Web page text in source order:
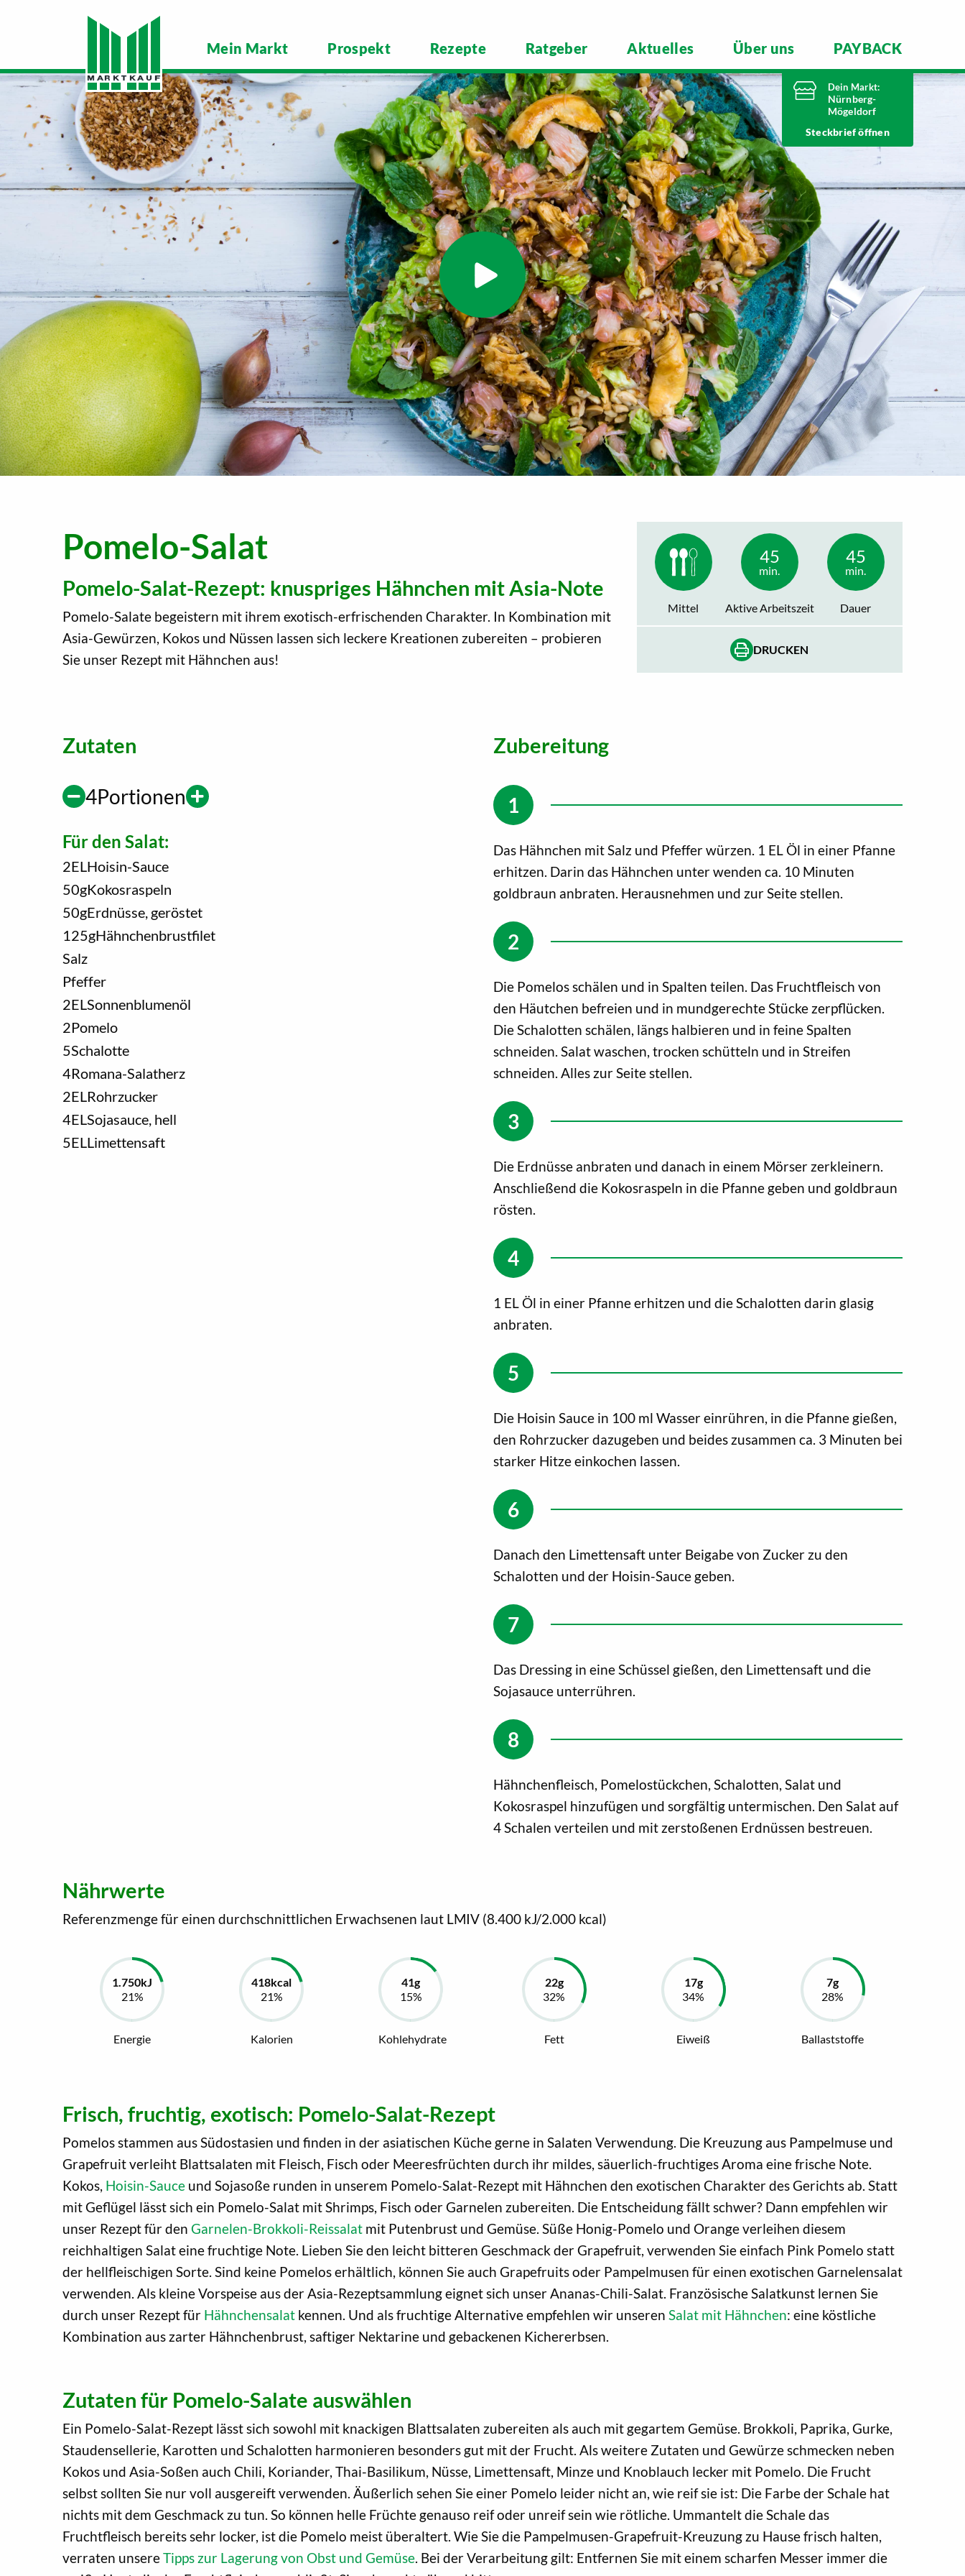
Mein Markt Prospekt Rezepte Ratgeber Aktuelles Über uns PAYBACK
Dein Markt:
Nürnberg-
Mögeldorf
Heute von 8 Uhr
Telefonnummer
Laufamholzstraße 40/42
90482 Nürnberg
Markt ändern
Steckbrief
Pomelo-Salat
Pomelo-Salat-Rezept: knuspriges Hähnchen mit Asia-Note
Pomelo-Salate begeistern mit ihrem exotisch-erfrischenden Charakter. In Kombination mit
Asia-Gewürzen, Kokos und Nüssen lassen sich leckere Kreationen zubereiten – probieren
Sie unser Rezept mit Hähnchen aus!
Mittel
45
min.
Aktive Arbeitszeit
45
min.
Dauer
DRUCKEN
Zutaten
4Portionen
Für den Salat:
2EL Hoisin-Sauce
50gKokosraspeln
50gErdnüsse, geröstet
125gHähnchenbrustfilet
Salz
Pfeffer
2EL Sonnenblumenöl
2Pomelo
5Schalotte
4Romana-Salatherz
2EL Rohrzucker
4EL Sojasauce, hell
5EL Limettensaft
Zubereitung
Das Hähnchen mit Salz und Pfeffer würzen. 1 EL Öl in einer Pfanne
erhitzen. Darin das Hähnchen unter wenden ca. 10 Minuten
goldbraun anbraten. Herausnehmen und zur Seite stellen.
Die Pomelos schälen und in Spalten teilen. Das Fruchtfleisch von
den Häutchen befreien und in mundgerechte Stücke zerpflücken.
Die Schalotten schälen, längs halbieren und in feine Spalten
schneiden. Salat waschen, trocken schütteln und in Streifen
schneiden. Alles zur Seite stellen.
Die Erdnüsse anbraten und danach in einem Mörser zerkleinern.
Anschließend die Kokosraspeln in die Pfanne geben und goldbraun
rösten.
1 EL Öl in einer Pfanne erhitzen und die Schalotten darin glasig
anbraten.
Die Hoisin Sauce in 100 ml Wasser einrühren, in die Pfanne gießen,
den Rohrzucker dazugeben und beides zusammen ca. 3 Minuten bei
starker Hitze einkochen lassen.
Danach den Limettensaft unter Beigabe von Zucker zu den
Schalotten und der Hoisin-Sauce geben.
Das Dressing in eine Schüssel gießen, den Limettensaft und die
Sojasauce unterrühren.
Hähnchenfleisch, Pomelostückchen, Schalotten, Salat und
Kokosraspel hinzufügen und sorgfältig untermischen. Den Salat auf
4 Schalen verteilen und mit zerstoßenen Erdnüssen bestreuen.
Nährwerte
Referenzmenge für einen durchschnittlichen Erwachsenen laut LMIV (8.400 kJ/2.000 kcal)
Energie Kalorien Kohlehydrate Fett Eiweiß Ballaststoffe
Frisch, fruchtig, exotisch: Pomelo-Salat-Rezept
Pomelos stammen aus Südostasien und finden in der asiatischen Küche gerne in Salaten Verwendung. Die Kreuzung aus Pampelmuse und
Grapefruit verleiht Blattsalaten mit Fleisch, Fisch oder Meeresfrüchten durch ihr mildes, säuerlich-fruchtiges Aroma eine frische Note.
Kokos, Hoisin-Sauce und Sojasoße runden in unserem Pomelo-Salat-Rezept mit Hähnchen den exotischen Charakter des Gerichts ab. Statt
mit Geflügel lässt sich ein Pomelo-Salat mit Shrimps, Fisch oder Garnelen zubereiten. Die Entscheidung fällt schwer? Dann empfehlen wir
unser Rezept für den Garnelen-Brokkoli-Reissalat mit Putenbrust und Gemüse. Süße Honig-Pomelo und Orange verleihen diesem
reichhaltigen Salat eine fruchtige Note. Lieben Sie den leicht bitteren Geschmack der Grapefruit, verwenden Sie einfach Pink Pomelo statt
der hellfleischigen Sorte. Sind keine Pomelos erhältlich, können Sie auch Grapefruits oder Pampelmusen für einen exotischen Garnelensalat
verwenden. Als kleine Vorspeise aus der Asia-Rezeptsammlung eignet sich unser Ananas-Chili-Salat. Französische Salatkunst lernen Sie
durch unser Rezept für Hähnchensalat kennen. Und als fruchtige Alternative empfehlen wir unseren Salat mit Hähnchen: eine köstliche
Kombination aus zarter Hähnchenbrust, saftiger Nektarine und gebackenen Kichererbsen.
Zutaten für Pomelo-Salate auswählen
Ein Pomelo-Salat-Rezept lässt sich sowohl mit knackigen Blattsalaten zubereiten als auch mit gegartem Gemüse. Brokkoli, Paprika, Gurke,
Staudensellerie, Karotten und Schalotten harmonieren besonders gut mit der Frucht. Als weitere Zutaten und Gewürze schmecken neben
Kokos und Asia-Soßen auch Chili, Koriander, Thai-Basilikum, Nüsse, Limettensaft, Minze und Knoblauch lecker mit Pomelo. Die Frucht
selbst sollten Sie nur voll ausgereift verwenden. Äußerlich sehen Sie einer Pomelo leider nicht an, wie reif sie ist: Die Farbe der Schale hat
nichts mit dem Geschmack zu tun. So können helle Früchte genauso reif oder unreif sein wie rötliche. Ummantelt die Schale das
Fruchtfleisch bereits sehr locker, ist die Pomelo meist überaltert. Wie Sie die Pampelmusen-Grapefruit-Kreuzung zu Hause frisch halten,
verraten unsereTipps zur Lagerung von Obst und Gemüse . Bei der Verarbeitung gilt: Entfernen Sie mit einem scharfen Messer immer die